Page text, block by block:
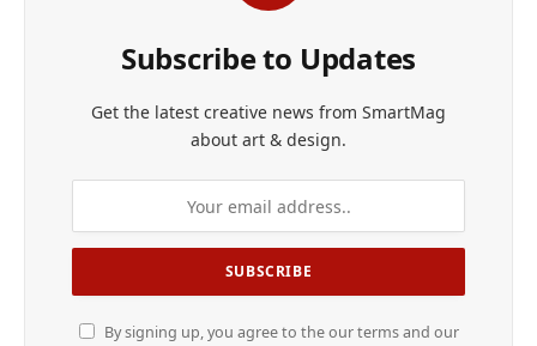
Subscribe to Updates
Get the latest creative news from SmartMag
about art & design.
By signing up, you agree to the our terms and our